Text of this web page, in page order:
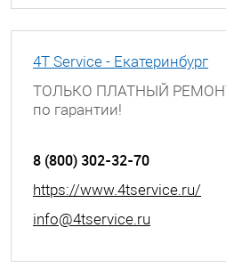
4T Service - Екатеринбург
ТОЛЬКО ПЛАТНЫЙ
по гарантии!
8 (800) 302-32-70
https://www.4tservice.ru/
info@4tservice.ru